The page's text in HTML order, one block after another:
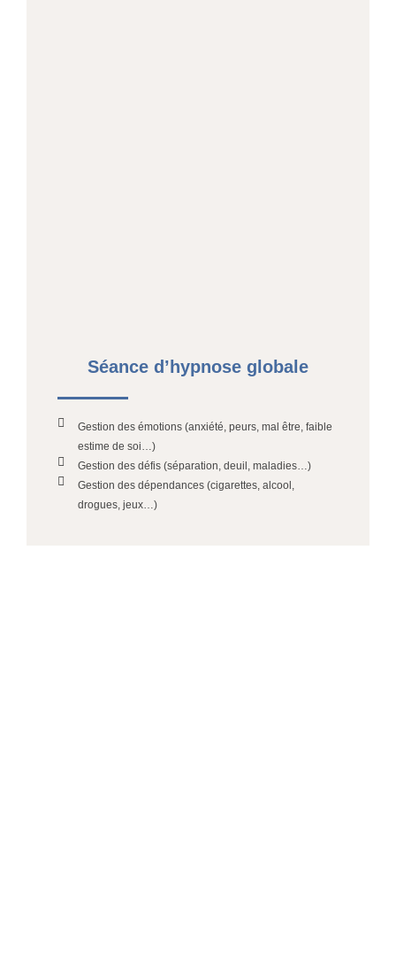
Séance d’hypnose globale
Gestion des émotions (anxiété, peurs, mal être, faible
estime de soi…)
Gestion des défis (séparation, deuil, maladies…)
Gestion des dépendances (cigarettes, alcool,
drogues, jeux…)